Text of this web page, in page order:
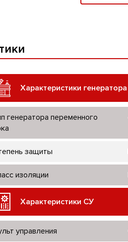
Характеристики генератора
генератора переменного
защиты
изоляции
Характеристики СУ
управления